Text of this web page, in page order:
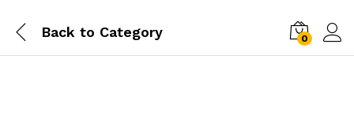
Back to Category 0